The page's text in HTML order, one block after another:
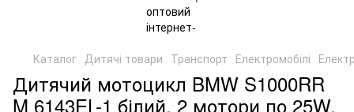
Каталог Дитячі товари Транспорт Електромобілі
Дитячий мотоцикл BMW S1000RR
M 6143EL-1 білий, 2 мотори по 25W,